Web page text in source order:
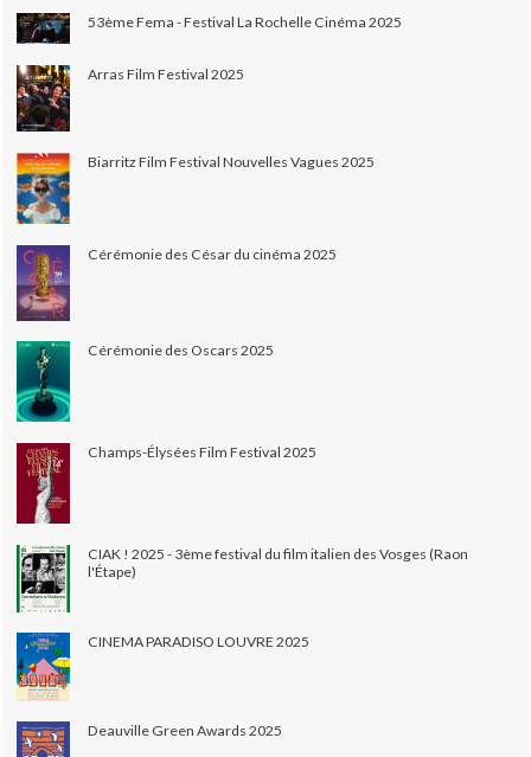
53ème Fema - Festival La Rochelle Cinéma 2025
Arras Film Festival 2025
Biarritz Film Festival Nouvelles Vagues 2025
Cérémonie des César du cinéma 2025
Cérémonie des Oscars 2025
Champs-Élysées Film Festival 2025
CIAK ! 2025 - 3ème festival du film italien des Vosges (Raon
l'Étape)
CINEMA PARADISO LOUVRE 2025
Deauville Green Awards 2025